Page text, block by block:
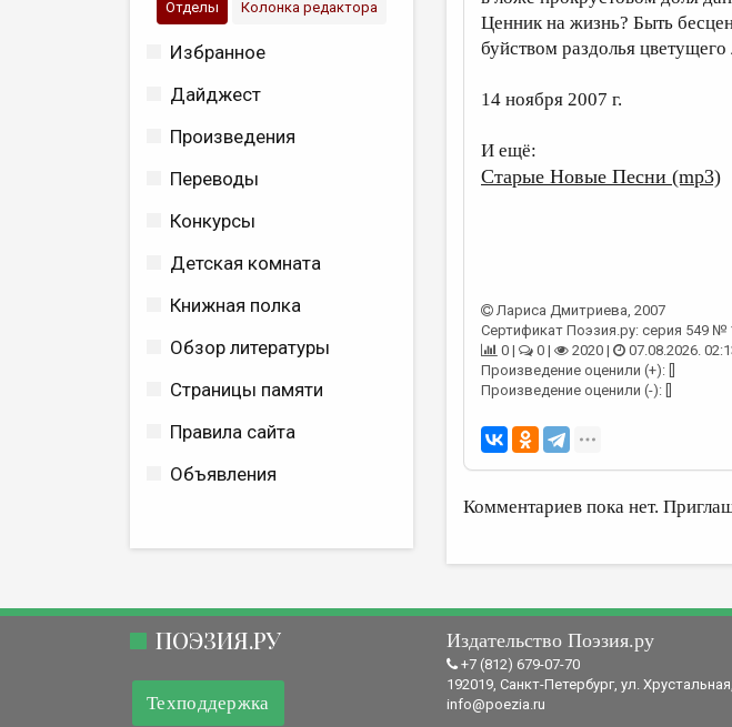
Отделы Колонка редактора
Избранное
Дайджест
Произведения
Переводы
Конкурсы
Детская комната
Книжная полка
Обзор литературы
Страницы памяти
Правила сайта
Объявления
Ценник на жизнь? Быть
буйством раздолья цветущего
14 ноября 2007 г.
И ещё:
Старые Новые Песни (mp3)
Лариса Дмитриева, 2007
Сертификат Поэзия.ру: серия 549 №
0 |
0 | 2020 |
07.08.2026.
Произведение оценили (+): []
Произведение оценили (-): []
Комментариев пока нет.
ПОЭЗИЯ.РУ
Техподдержка
Издательство Поэзия.ру
+7 (812) 679-07-70
192019, Санкт-Петербург, ул.
info@poezia.ru